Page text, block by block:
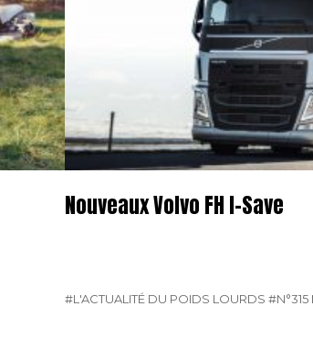
Nouveaux Volvo FH I-Save
#L'ACTUALITÉ DU POIDS LOURDS #N°315